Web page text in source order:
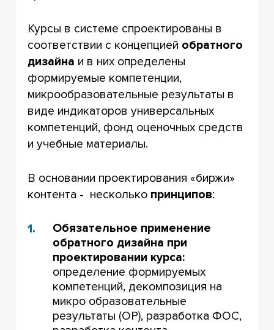
Курсы в системе спроектированы в
соответствии с концепцией обратного
дизайна и в них определены
формируемые компетенции,
микрообразовательные результаты в
виде индикаторов универсальных
компетенций, фонд оценочных средств
и учебные материалы.
В основании проектирования «биржи»
контента - несколько принципов:
Обязательное применение
обратного дизайна при
проектировании курса:
определение формируемых
компетенций, декомпозиция на
микро образовательные
результаты (ОР), разработка ФОС,